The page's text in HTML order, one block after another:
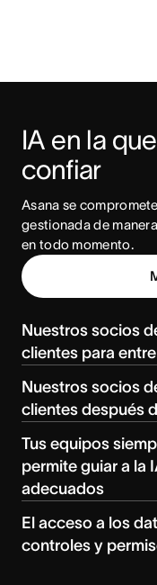
IA en la
confiar
Asana se
gestionada de
en todo momento.
Nuestros socios
clientes para
Nuestros socios
clientes después
Tus equipos
permite guiar a la
adecuados
El acceso a los
controles y